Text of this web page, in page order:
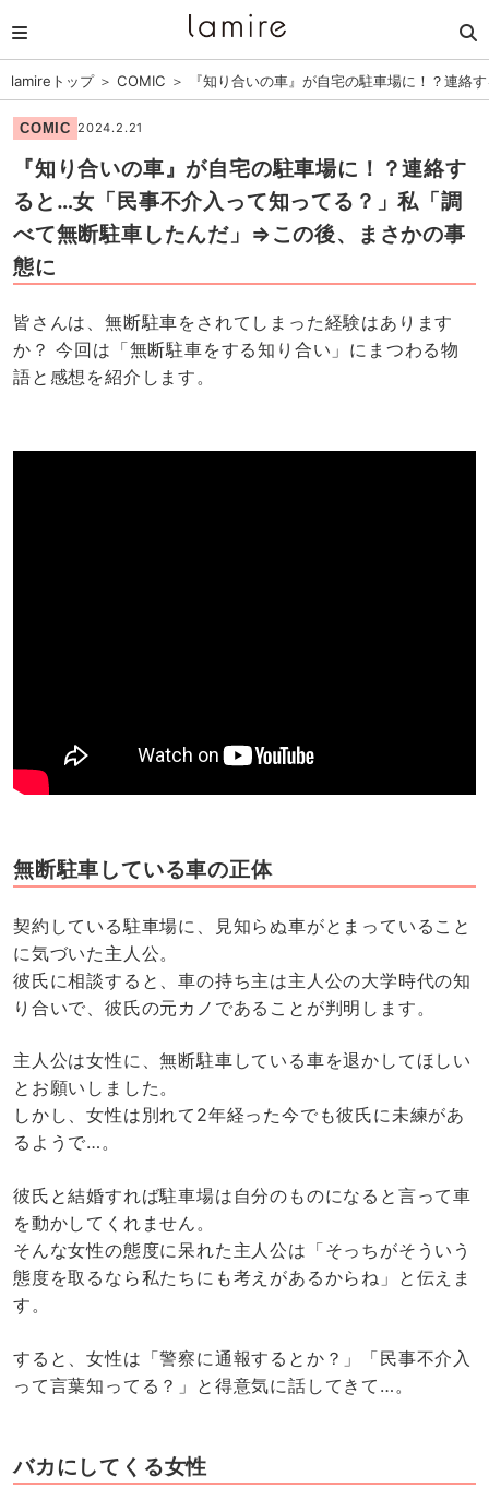
lamireトップ＞ COMIC ＞ 『知り合いの車』が自宅の駐車場に！？連
COMIC 2024.2.21
『知り合いの車』が自宅の駐車場に！？連絡す
ると…女「民事不介入って知ってる？」私「調
べて無断駐車したんだ」⇒この後、まさかの事
態に
皆さんは、無断駐車をされてしまった経験はあります
か？ 今回は「無断駐車をする知り合い」にまつわる物
語と感想を紹介します。
無断駐車している車の正体
契約している駐車場に、見知らぬ車がとまっていること
に気づいた主人公。
彼氏に相談すると、車の持ち主は主人公の大学時代の知
り合いで、彼氏の元カノであることが判明します。
主人公は女性に、無断駐車している車を退かしてほしい
とお願いしました。
しかし、女性は別れて2年経った今でも彼氏に未練があ
るようで…。
彼氏と結婚すれば駐車場は自分のものになると言って車
を動かしてくれません。
そんな女性の態度に呆れた主人公は「そっちがそういう
態度を取るなら私たちにも考えがあるからね」と伝えま
す。
すると、女性は「警察に通報するとか？」「民事不介入
って言葉知ってる？」と得意気に話してきて…。
バカにしてくる女性